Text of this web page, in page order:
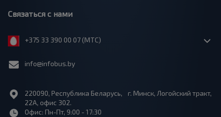
Связаться с нами
+375 33 390 00 07 (МТС)
info@infobus.by
220090, Республика Беларусь, г. Минск, Логойский тракт,
22А, офис 302.
Офис: Пн-Пт, 9:00 - 17:30